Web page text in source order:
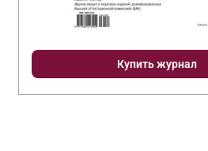
Купить журнал